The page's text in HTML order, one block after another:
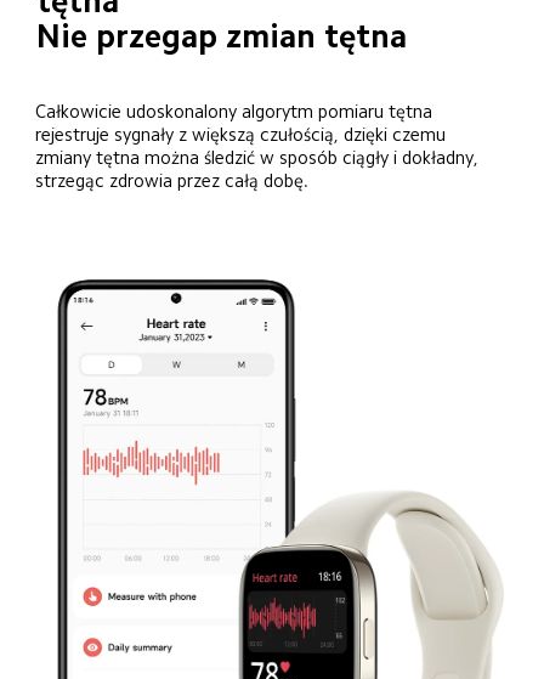
Nie przegap zmian tętna
Całkowicie udoskonalony algorytm pomiaru tętna
rejestruje sygnały z większą czułością, dzięki czemu
zmiany tętna można śledzić w sposób ciągły i dokładny,
strzegąc zdrowia przez całą dobę.